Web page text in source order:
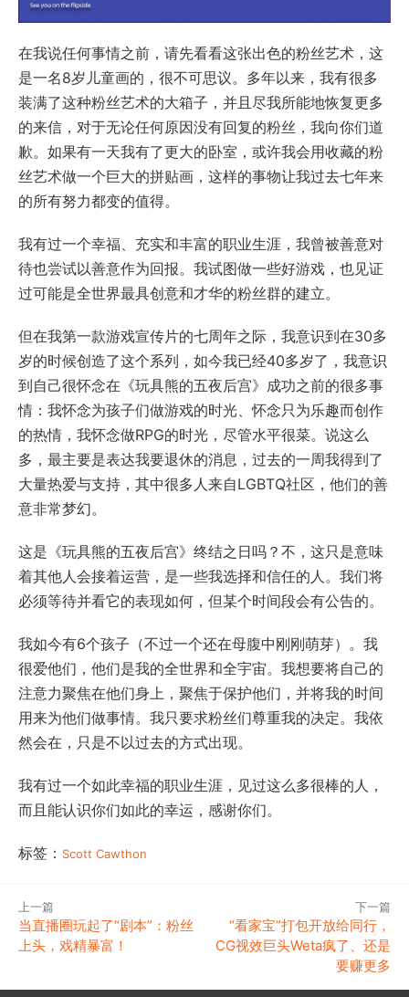
在我说任何事情之前，请先看看这张出色的粉丝艺术，这
是一名8岁儿童画的，很不可思议。多年以来，我有很多
装满了这种粉丝艺术的大箱子，并且尽我所能地恢复更多
的来信，对于无论任何原因没有回复的粉丝，我向你们道
歉。如果有一天我有了更大的卧室，或许我会用收藏的粉
丝艺术做一个巨大的拼贴画，这样的事物让我过去七年来
的所有努力都变的值得。
我有过一个幸福、充实和丰富的职业生涯，我曾被善意对
待也尝试以善意作为回报。我试图做一些好游戏，也见证
过可能是全世界最具创意和才华的粉丝群的建立。
但在我第一款游戏宣传片的七周年之际，我意识到在30多
岁的时候创造了这个系列，如今我已经40多岁了，我意识
到自己很怀念在《玩具熊的五夜后宫》成功之前的很多事
情：我怀念为孩子们做游戏的时光、怀念只为乐趣而创作
的热情，我怀念做RPG的时光，尽管水平很菜。说这么
多，最主要是表达我要退休的消息，过去的一周我得到了
大量热爱与支持，其中很多人来自LGBTQ社区，他们的善
意非常梦幻。
这是《玩具熊的五夜后宫》终结之日吗？不，这只是意味
着其他人会接着运营，是一些我选择和信任的人。我们将
必须等待并看它的表现如何，但某个时间段会有公告的。
我如今有6个孩子（不过一个还在母腹中刚刚萌芽）。我
很爱他们，他们是我的全世界和全宇宙。我想要将自己的
注意力聚焦在他们身上，聚焦于保护他们，并将我的时间
用来为他们做事情。我只要求粉丝们尊重我的决定。我依
然会在，只是不以过去的方式出现。
我有过一个如此幸福的职业生涯，见过这么多很棒的人，
而且能认识你们如此的幸运，感谢你们。
标签： Scott Cawthon
上一篇
当直播圈玩起了“剧本”：粉丝
上头，戏精暴富！
下一篇
“看家宝”打包开放给同行，
CG视效巨头Weta疯了、还是
要赚更多